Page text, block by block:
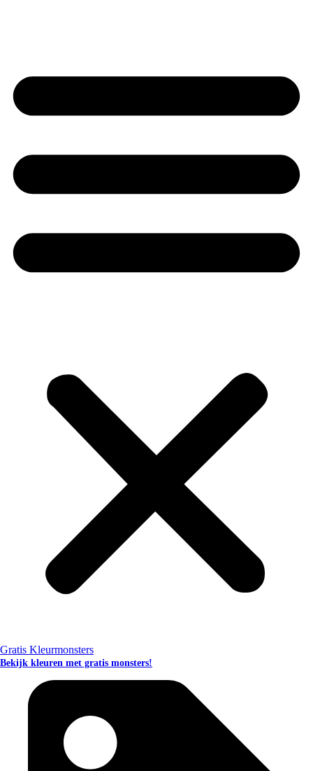
Gratis Kleurmonsters
Bekijk kleuren met gratis monsters!